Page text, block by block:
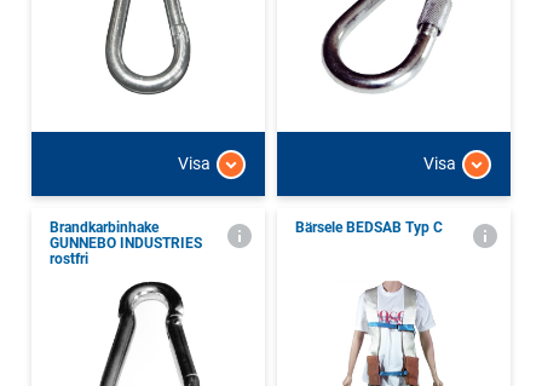
Visa Visa
Brandkarbinhake
GUNNEBO INDUSTRIES
rostfri
Bärsele BEDSAB Typ C